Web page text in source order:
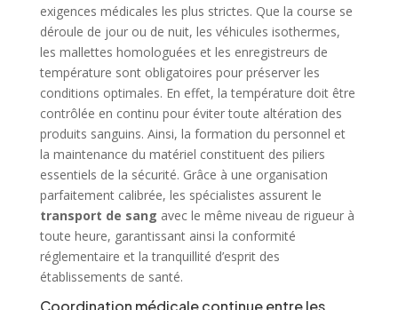
exigences médicales les plus strictes. Que la course se
déroule de jour ou de nuit, les véhicules isothermes,
les mallettes homologuées et les enregistreurs de
température sont obligatoires pour préserver les
conditions optimales. En effet, la température doit être
contrôlée en continu pour éviter toute altération des
produits sanguins. Ainsi, la formation du personnel et
la maintenance du matériel constituent des piliers
essentiels de la sécurité. Grâce à une organisation
parfaitement calibrée, les spécialistes assurent le
transport de sang avec le même niveau de rigueur à
toute heure, garantissant ainsi la conformité
réglementaire et la tranquillité d’esprit des
établissements de santé.
Coordination médicale continue entre les